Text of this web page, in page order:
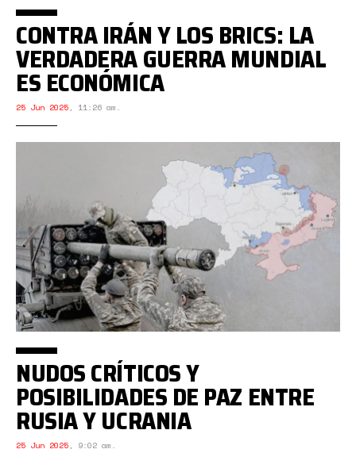
CONTRA IRÁN Y LOS BRICS: LA
VERDADERA GUERRA MUNDIAL
ES ECONÓMICA
25 Jun 2025, 11:26 am.
NUDOS CRÍTICOS Y
POSIBILIDADES DE PAZ ENTRE
RUSIA Y UCRANIA
25 Jun 2025, 9:02 am.